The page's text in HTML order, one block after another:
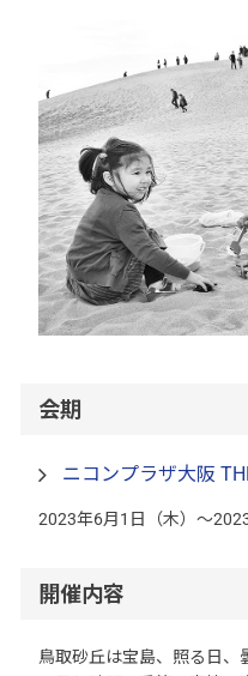
会期
ニコンプラザ大阪
2023年6月1日（木）～
開催内容
鳥取砂丘は宝島、照る日、